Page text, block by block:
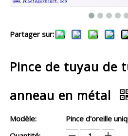
Partager sur:
Pince de tuyau de
anneau en métal
Modèle:
Pince d'oreille